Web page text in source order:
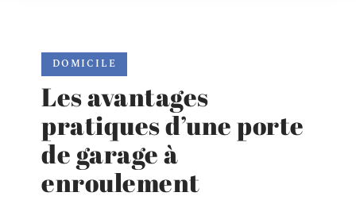
DOMICILE
Les avantages
pratiques d’une porte
de garage à
enroulement